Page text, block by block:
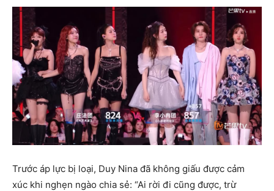
Trước áp lực bị loại, Duy Nina đã không giấu được cảm
xúc khi nghẹn ngào chia sẻ: “Ai rời đi cũng được, trừ